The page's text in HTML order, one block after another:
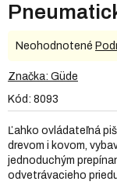
Kód: 8093
Ľahko ovládateľná
drevom i kovom,
jednoduchým
odvetrávacieho
Priemerné
produktu
0,0
5
hviezdičiek.
Neohodnotené
Značka: Güde